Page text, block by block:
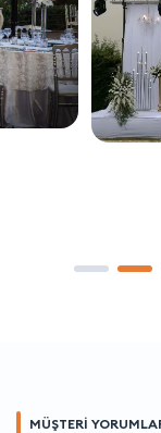
MÜŞTERİ